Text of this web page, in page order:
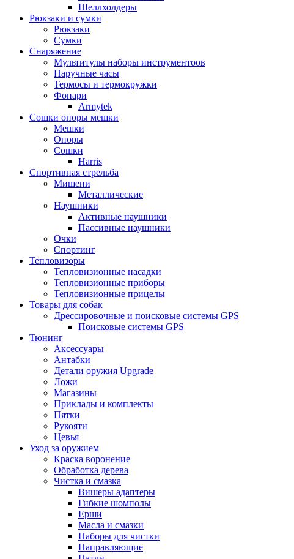
Шеллхолдеры
Рюкзаки и сумки
Рюкзаки
Сумки
Снаряжение
Мультитулы наборы инструментоов
Наручные часы
Термосы и термокружки
Фонари
Armytek
Сошки опоры мешки
Мешки
Опоры
Сошки
Harris
Спортивная стрельба
Мишени
Металлические
Наушники
Активные наушники
Пассивные наушники
Очки
Спортинг
Тепловизоры
Тепловизионные насадки
Тепловизионные приборы
Тепловизионные прицелы
Товары для собак
Дрессировочные и поисковые системы GPS
Поисковые системы GPS
Тюнинг
Аксессуары
Антабки
Детали оружия Upgrade
Ложи
Магазины
Приклады и комплекты
Пятки
Рукояти
Цевья
Уход за оружием
Краска воронение
Обработка дерева
Чистка и смазка
Вишеры адаптеры
Гибкие шомполы
Ерши
Масла и смазки
Наборы для чистки
Направляющие